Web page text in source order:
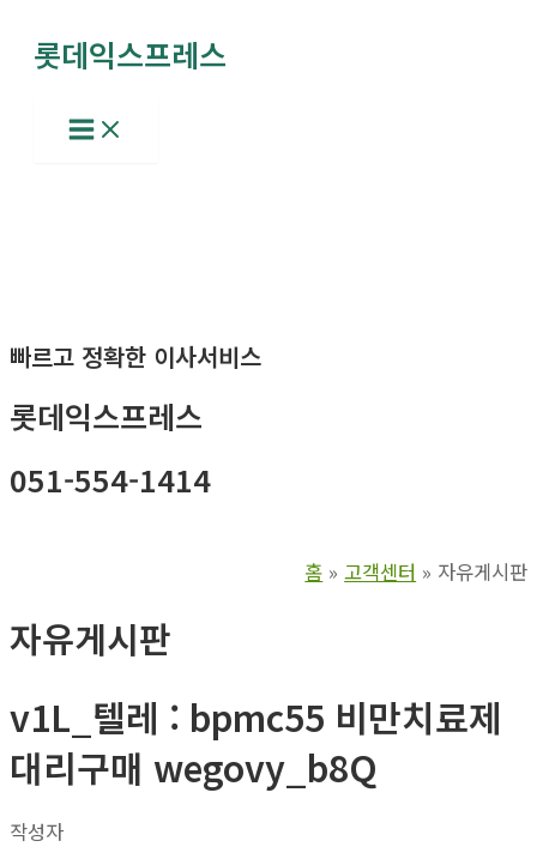
롯데익스프레스
Main
Menu
빠르고 정확한 이사서비스
롯데익스프레스
051-554-1414
홈 고객센터 자유게시판
자유게시판
v1L_텔레 : bpmc55 비만치료제
대리구매 wegovy_b8Q
작성자